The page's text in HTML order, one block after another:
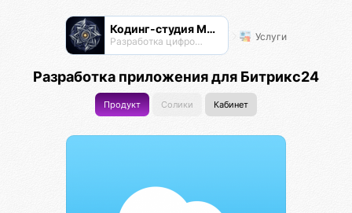
Кодинг-студия Магнатор
Разработка цифровых продуктов Услуги
Разработка приложения для Битрикс24
Продукт Солики Кабинет